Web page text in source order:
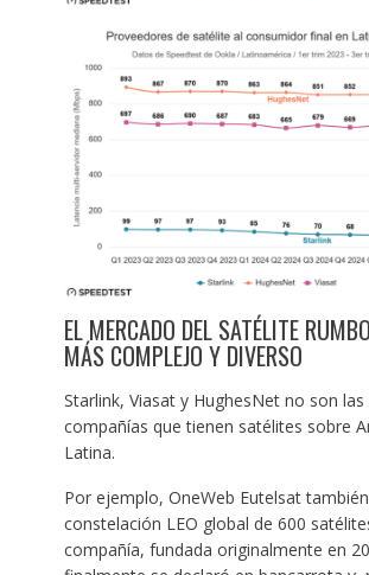
EL MERCADO DEL SATÉLITE
MÁS COMPLEJO Y DIVERSO
Starlink, Viasat y HughesNet no son las
compañías que tienen satélites sobre
Latina.
Por ejemplo, OneWeb Eutelsat
constelación LEO global de 600
compañía, fundada originalmente en